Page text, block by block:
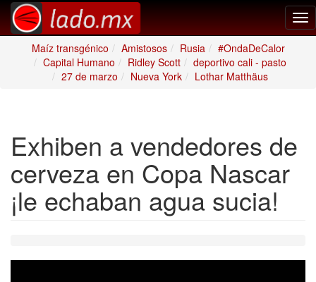
Maíz transgénico
Amistosos Rusia
#OndaDeCalor
Capital Humano
Ridley Scott
deportivo cali - pasto
27 de marzo
Nueva York Lothar Matthäus
Exhiben a vendedores de
cerveza en Copa Nascar
¡le echaban agua sucia!